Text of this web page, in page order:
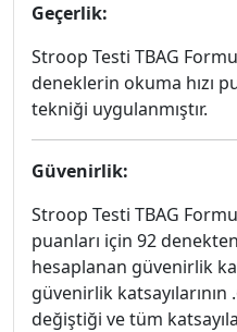
Geçerlik:
Stroop Testi TBAG
deneklerin okuma hızı
tekniği uygulanmıştır.
Güvenirlik:
Stroop Testi TBAG
puanları için 92
hesaplanan güvenirlik
güvenirlik katsayılarının
değiştiği ve tüm